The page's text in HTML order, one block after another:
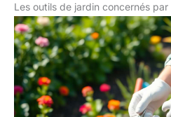
Les outils de jardin concernés